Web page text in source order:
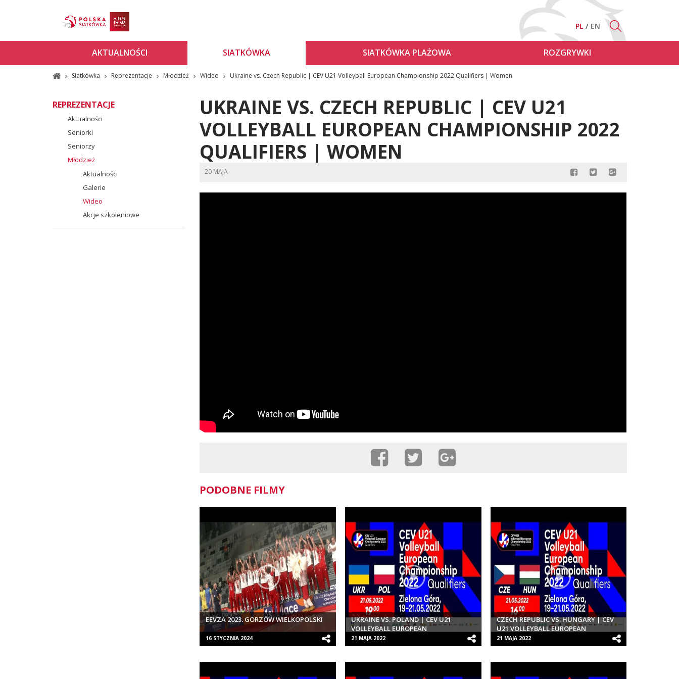
PL EN
AKTUALNOŚCI SIATKÓWKA SIATKÓWKA PLAŻOWA ROZGRYWKI
Siatkówka Reprezentacje Młodzież Wideo Ukraine vs. Czech Republic | CEV U21 Volleyball European Championship 2022 Qualifiers | Women
REPREZENTACJE
Aktualności
Seniorki
Seniorzy
Młodzież
Aktualności
Galerie
Wideo
Akcje szkoleniowe
UKRAINE VS. CZECH REPUBLIC | CEV U21
VOLLEYBALL EUROPEAN CHAMPIONSHIP 2022
QUALIFIERS | WOMEN
20 MAJA
PODOBNE FILMY
EEVZA 2023. GORZÓW WIELKOPOLSKI
16 STYCZNIA 2024
UKRAINE VS. POLAND | CEV U21
VOLLEYBALL EUROPEAN
CHAMPIONSHIP 2022 QUALIFIERS |
WOMEN
21 MAJA 2022
CZECH REPUBLIC VS. HUNGARY | CEV
U21 VOLLEYBALL EUROPEAN
CHAMPIONSHIP 2022 QUALIFIERS |
WOMEN
21 MAJA 2022